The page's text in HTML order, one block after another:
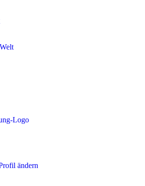
ändern